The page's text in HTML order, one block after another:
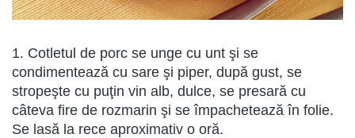
1. Cotletul de porc se unge cu unt şi se
condimentează cu sare şi piper, după gust, se
stropeşte cu puţin vin alb, dulce, se presară cu
câteva fire de rozmarin şi se împachetează în folie.
Se lasă la rece aproximativ o oră.